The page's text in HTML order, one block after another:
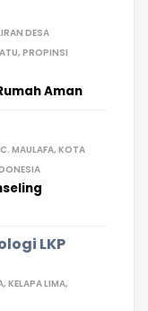
DESA
PROPINSI
Aman
MAULAFA, KOTA
LKP
KELAPA LIMA,